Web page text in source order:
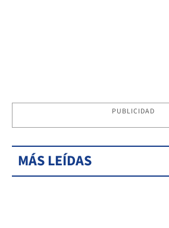
PUBLICIDAD
MÁS LEÍDAS